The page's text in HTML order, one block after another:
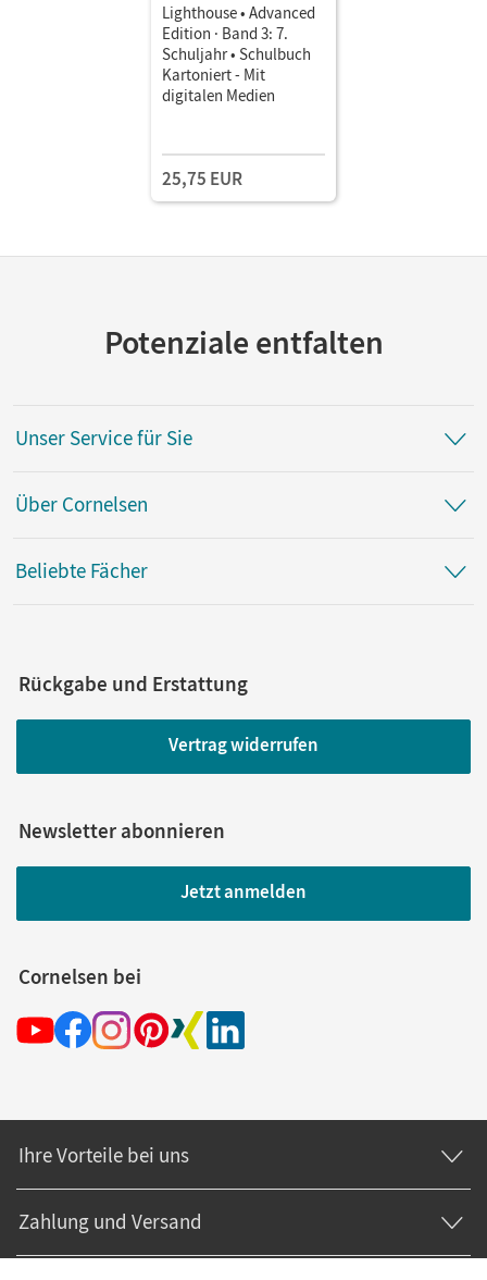
Lighthouse • Advanced
Edition · Band 3: 7.
Schuljahr • Schulbuch
Kartoniert - Mit
digitalen Medien
25,75 EUR
Potenziale entfalten
Unser Service für Sie
Über Cornelsen
Beliebte Fächer
Rückgabe und Erstattung
Vertrag widerrufen
Newsletter abonnieren
Jetzt anmelden
Cornelsen bei
Ihre Vorteile bei uns
Zahlung und Versand